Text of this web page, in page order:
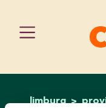
limburg